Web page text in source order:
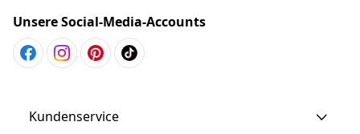
Unsere Social-Media-Accounts
Kundenservice